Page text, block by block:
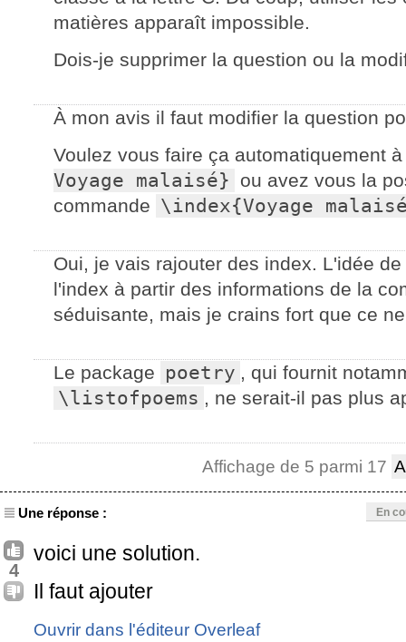
matières apparaît impossible.
Dois-je supprimer la question ou la
À mon avis il faut modifier la question
Voulez vous faire ça automatiquement
Voyage malaisé}
ou avez vous la
commande \index{Voyage
Oui, je vais rajouter des index. L'idée
l'index à partir des informations de la
séduisante, mais je crains fort que ce
Le package poetry , qui fournit
\listofpoems , ne serait-il pas plus
Affichage de 5 parmi 17
Une réponse : En
4
voici une solution.
Il faut ajouter
Ouvrir dans l'éditeur Overleaf